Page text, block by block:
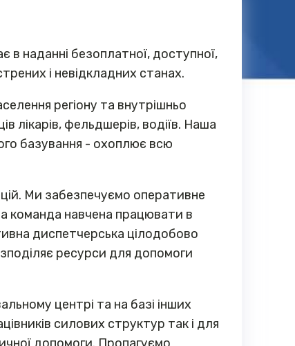
в наданні безоплатної, доступної,
і невідкладних станах.
регіону та внутрішньо
лікарів, фельдшерів, водіїв. Наша
базування - охоплює всю
Ми забезпечуємо оперативне
команда навчена працювати в
диспетчерська цілодобово
ресурси для допомоги
центрі та на базі інших
силових структур так і для